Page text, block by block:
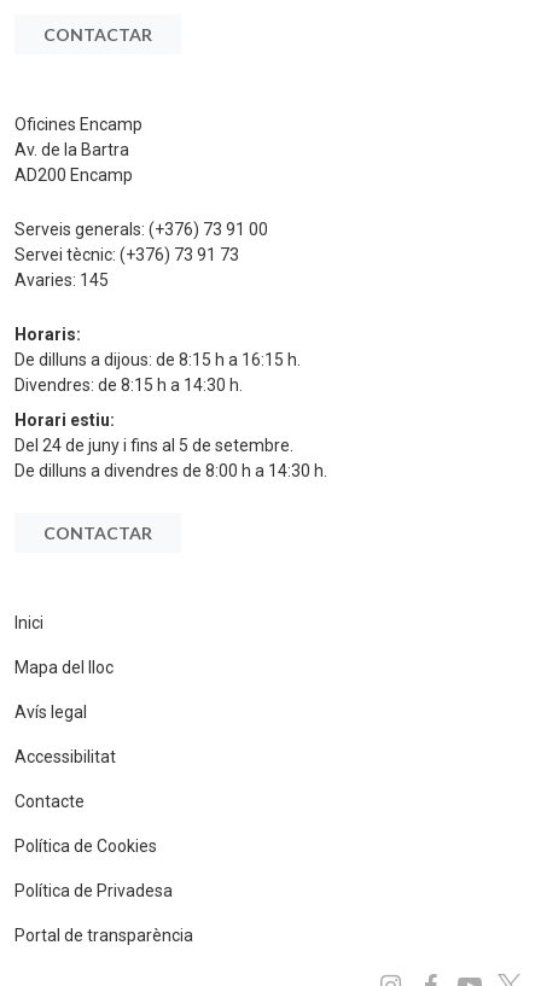
CONTACTAR
Oficines Encamp
Av. de la Bartra
AD200 Encamp
Serveis generals: (+376) 73 91 00
Servei tècnic: (+376) 73 91 73
Avaries: 145
Horaris:
De dilluns a dijous: de 8:15 h a 16:15 h.
Divendres: de 8:15 h a 14:30 h.
Horari estiu:
Del 24 de juny i fins al 5 de setembre.
De dilluns a divendres de 8:00 h a 14:30 h.
CONTACTAR
Inici
Mapa del lloc
Avís legal
Accessibilitat
Contacte
Política de Cookies
Política de Privadesa
Portal de transparència